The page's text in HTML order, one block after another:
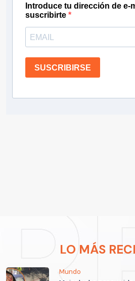
Introduce tu dirección de e-
suscribirte
SUSCRIBIRSE
LO MÁS
Mundo